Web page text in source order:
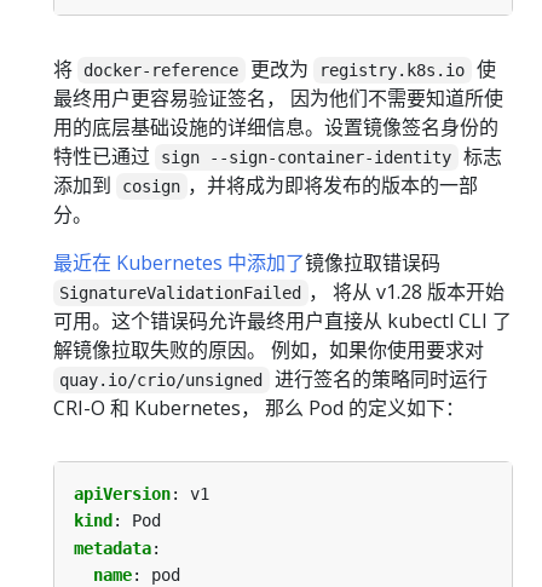
将 docker-reference 更改为 registry.k8s.io
使
最终用户更容易验证签名， 因为他们不需要知道所使
用的底层基础设施的详细信息。设置镜像签名身份的
特性已通过
sign --sign-container-identity
标志
添加到
cosign ，并将成为即将发布的版本的一部
分。
最近在 Kubernetes 中添加了镜像拉取错误码
SignatureValidationFailed
， 将从 v1.28 版本开始
可用。这个错误码允许最终用户直接从 kubectl CLI 了
解镜像拉取失败的原因。 例如，如果你使用要求对
quay.io/crio/unsigned
进行签名的策略同时运行
CRI-O 和 Kubernetes， 那么 Pod 的定义如下：
apiVersion:
v1
kind :
Pod
metadata:
name:
pod